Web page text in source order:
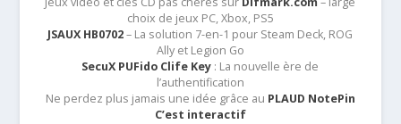
choix de jeux PC, Xbox, PS5
JSAUX HB0702– La solution 7-en-1 pour Steam Deck, ROG
Ally et Legion Go
SecuX PUFido Clife Key : La nouvelle ère de
l’authentification
Ne perdez plus jamais une idée grâce au PLAUD NotePin
C’est interactif